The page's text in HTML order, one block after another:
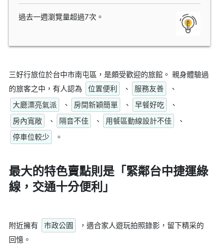
過去一週瀏覽量超過7次。
三好行旅位於台中市南屯區，是頗受歡迎的旅館。 親身體驗過
的旅客之中，有人認為
位置便利 、 服務友善
、
大廳漂亮氣派
、 房間新穎簡單 、 早餐好吃
、
房內寬敞
、 隔音不佳 、 用餐區動線設計不佳
、
停車位較少
。
最大的特色賣點則是「緊鄰台中捷運綠
線，交通十分便利」
附近擁有 市政公園
，適合家人遊玩拍照錄影，留下精采的
回憶。